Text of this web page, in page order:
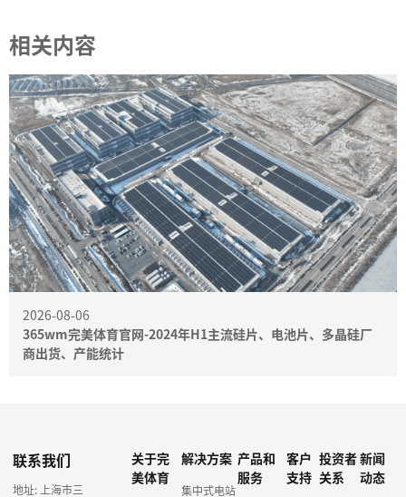
相关内容
2026-08-06
365wm完美体育官网-2024年H1主流硅片、电池片、多晶硅厂
商出货、产能统计
联系我们
地址: 上海市三
关于完
美体育
解决方案
集中式电站
产品和
服务
客户
支持
投资者
关系
新闻
动态